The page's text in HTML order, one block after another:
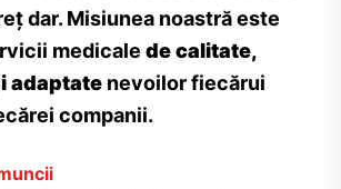
dar. Misiunea noastră este
medicale de calitate,
adaptate nevoilor fiecărui
companii.